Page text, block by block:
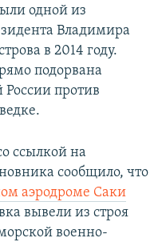
одной из
Владимира
в 2014 году.
подорвана
против
ссылкой на
сообщило, что
аэродроме Саки
вывели из строя
военно-